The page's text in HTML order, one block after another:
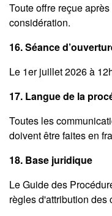
Toute offre reçue
considération.
16. Séance
Le 1er juillet 2026 à
17. Langue de la
Toutes les
doivent être faites en
18. Base juridique
Le Guide des
règles d'attribution des